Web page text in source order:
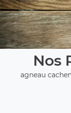
Nos
agneau